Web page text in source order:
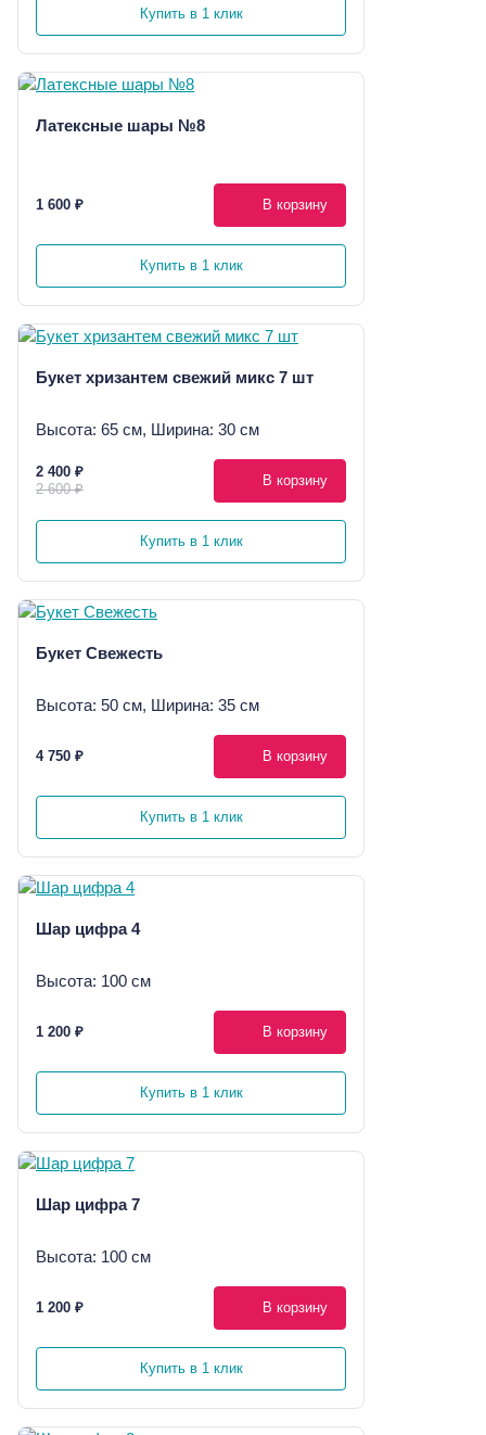
Купить в 1 клик
Латексные шары №8
1 600 ₽ В корзину
Купить в 1 клик
Букет хризантем свежий микс 7 шт
Высота: 65 см, Ширина: 30 см
2 400 ₽
2 600 ₽
В корзину
Купить в 1 клик
Букет Свежесть
Высота: 50 см, Ширина: 35 см
4 750 ₽ В корзину
Купить в 1 клик
Шар цифра 4
Высота: 100 см
1 200 ₽ В корзину
Купить в 1 клик
Шар цифра 7
Высота: 100 см
1 200 ₽ В корзину
Купить в 1 клик